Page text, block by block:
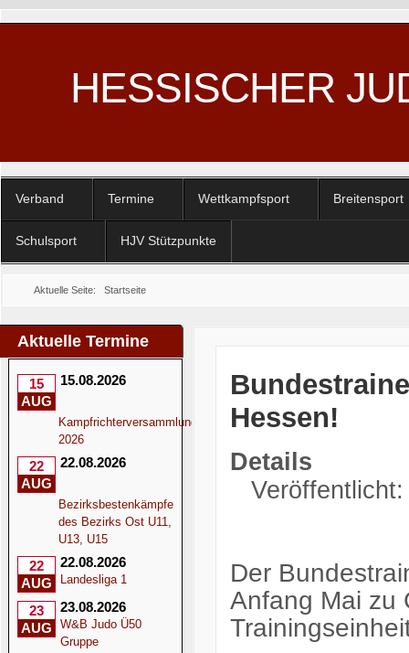
HESSISCHER
Verband Termine Wettkampfsport Breitensport
Schulsport HJV Stützpunkte
Aktuelle Seite: Startseite
Aktuelle Termine
15
AUG
15.08.2026
Kampfrichterversammlung
2026
22
AUG
22.08.2026
Bezirksbestenkämpfe
des Bezirks Ost U11,
U13, U15
22
AUG
22.08.2026
Landesliga 1
23
AUG
23.08.2026
W&B Judo Ü50
Gruppe
Hessen!
Details
Der
Anfang Mai zu